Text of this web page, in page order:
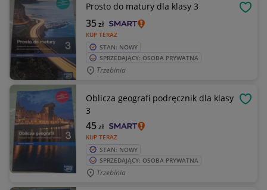
Prosto do matury dla klasy 3
KUP TERAZ
35zł
STAN: NOWY
SPRZEDAJĄCY: OSOBA PRYWATNA
Trzebinia
Oblicza geografi podręcznik dla klasy
3
KUP TERAZ
45zł
STAN: NOWY
SPRZEDAJĄCY: OSOBA PRYWATNA
Trzebinia